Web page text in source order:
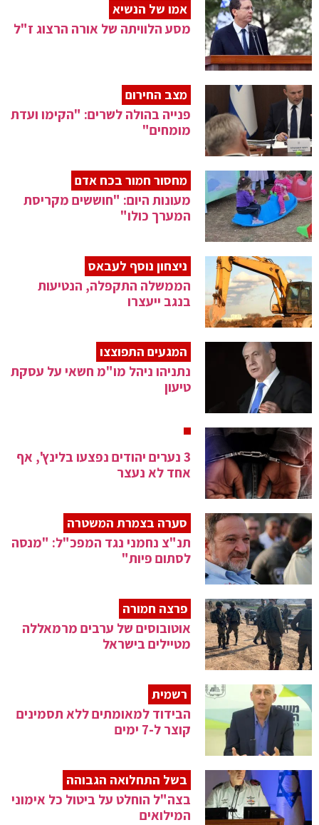
אמו של הנשיא
מסע הלוויתה של אורה הרצוג ז"ל
מצב החירום
פנייה בהולה לשרים: "הקימו ועדת
מומחים"
מחסור חמור בכח אדם
מעונות היום: "חוששים מקריסת
המערך כולו"
ניצחון נוסף לעבאס
הממשלה התקפלה, הנטיעות
בנגב ייעצרו
המגעים התפוצצו
נתניהו ניהל מו"מ חשאי על עסקת
טיעון
3 נערים יהודים נפצעו בלינץ', אף
אחד לא נעצר
סערה בצמרת המשטרה
תנ"צ נחמני נגד המפכ"ל: "מנסה
לסתום פיות"
פרצה חמורה
אוטובוסים של ערבים מרמאללה
מטיילים בישראל
רשמית
הבידוד למאומתים ללא תסמינים
קוצר ל-7 ימים
בשל התחלואה הגבוהה
בצה"ל הוחלט על ביטול כל אימוני
המילואים